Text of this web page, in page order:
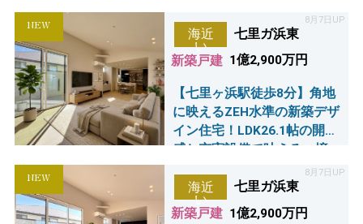
NEW 8月7日UP
海近
い
七里ガ浜東
新築戸建 1億2,900万円
【七里ヶ浜駅徒歩8分】角地
に映えるZEH水準の新築デザ
イン住宅！LDK26.1帖の開放
感と充実設備で叶える、憧
れの湘南シーサイドライ
フ。
NEW 8月7日UP
海近
い
七里ガ浜東
新築戸建 1億2,900万円